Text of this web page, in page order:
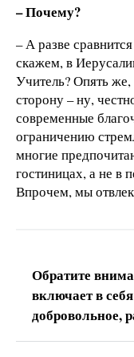
– Почему?
– А разве
скажем, в
Учитель? Опять
сторону – ну,
современные
ограничению
многие
гостиницах, а не в
Впрочем, мы
Обратите
включает в
добровольное,